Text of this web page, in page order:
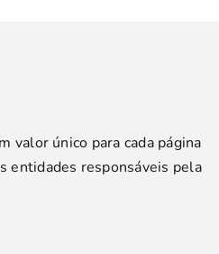
valor único para cada página
entidades responsáveis pela